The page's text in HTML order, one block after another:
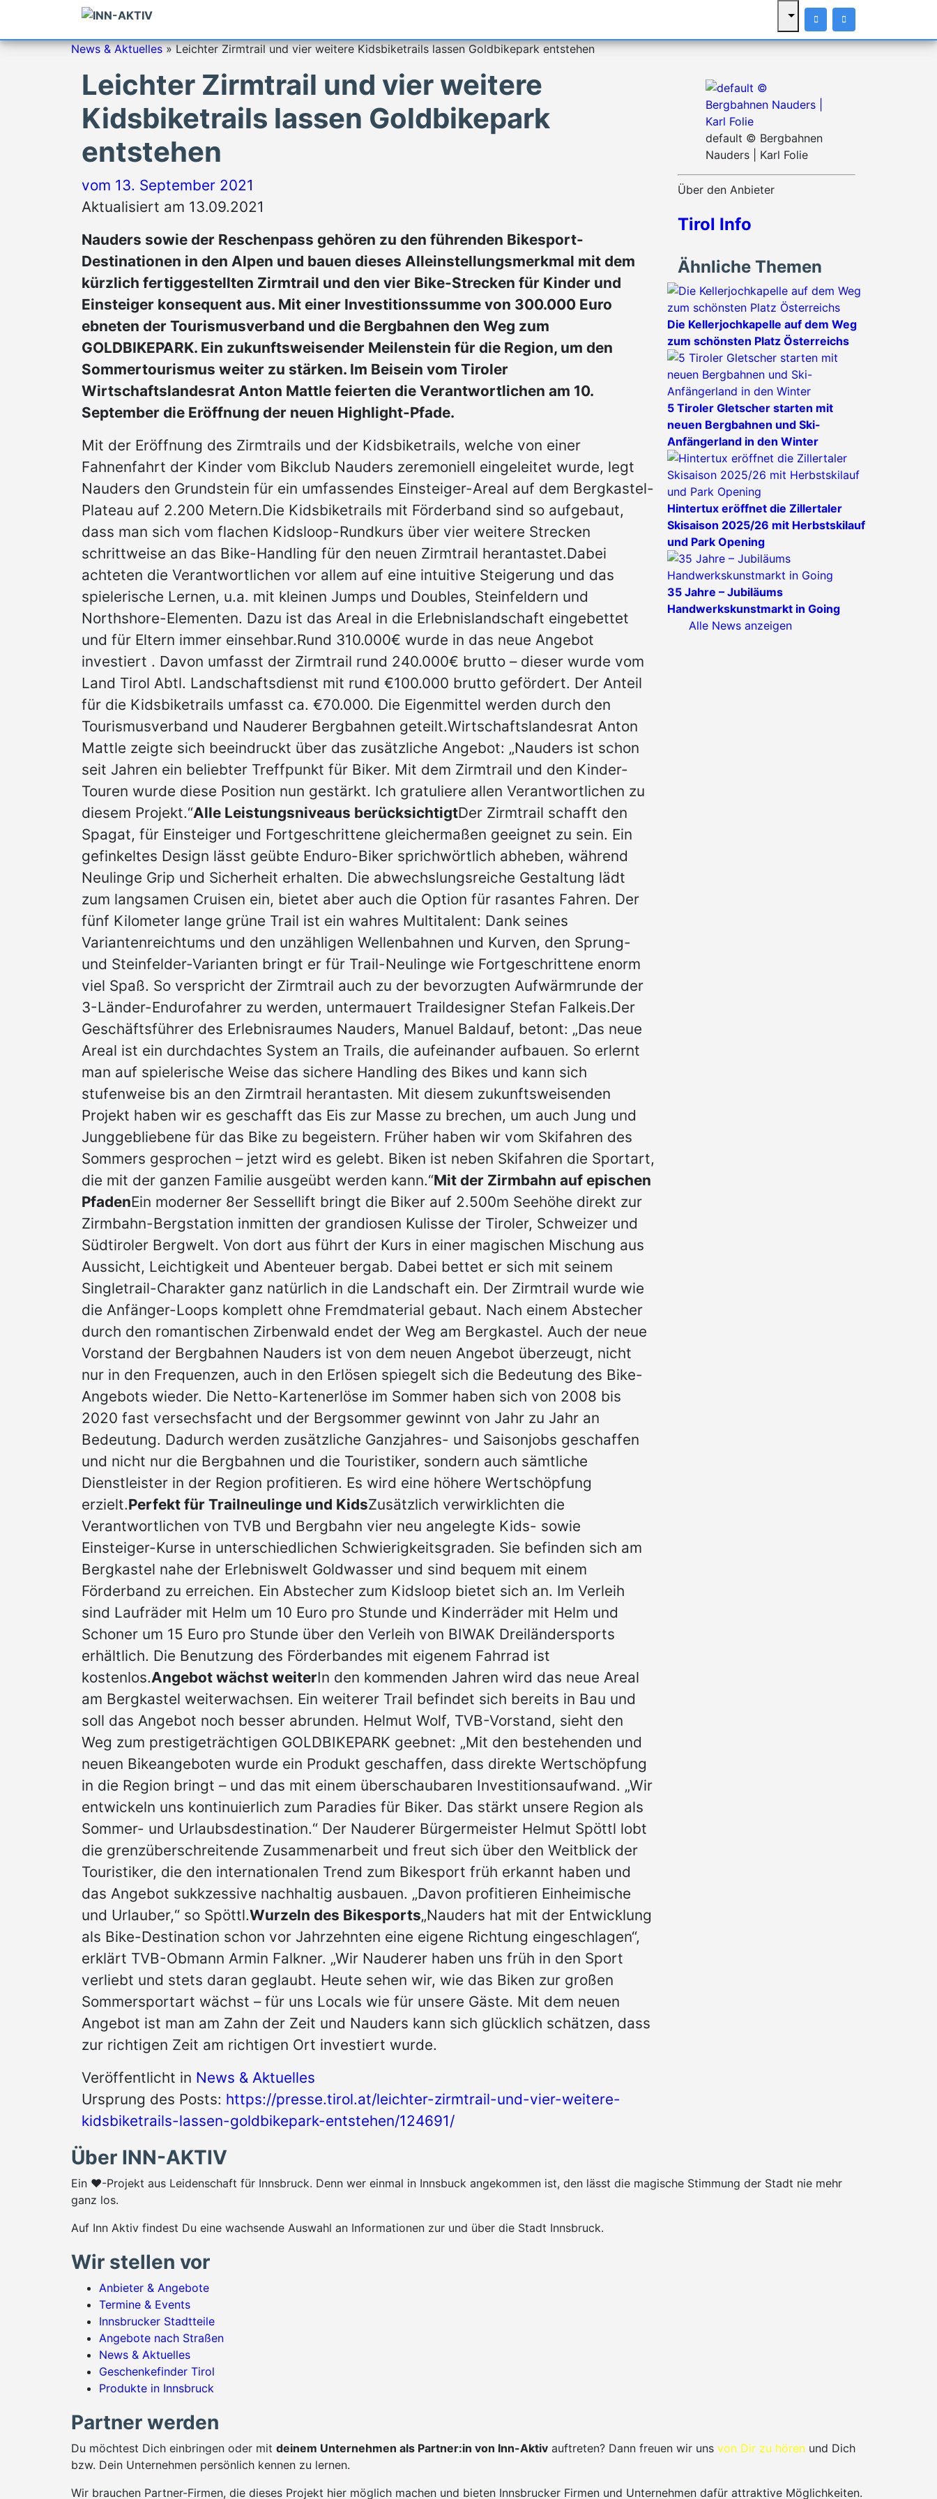
News & Aktuelles»Leichter Zirmtrail und vier weitere Kidsbiketrails lassen Goldbikepark entstehen
Leichter Zirmtrail und vier weitere
Kidsbiketrails lassen Goldbikepark
entstehen
vom 13. September 2021
Aktualisiert am 13.09.2021
Nauders sowie der Reschenpass gehören zu den führenden Bikesport-
Destinationen in den Alpen und bauen dieses Alleinstellungsmerkmal mit dem
kürzlich fertiggestellten Zirmtrail und den vier Bike-Strecken für Kinder und
Einsteiger konsequent aus. Mit einer Investitionssumme von 300.000 Euro
ebneten der Tourismusverband und die Bergbahnen den Weg zum
GOLDBIKEPARK. Ein zukunftsweisender Meilenstein für die Region, um den
Sommertourismus weiter zu stärken. Im Beisein vom Tiroler
Wirtschaftslandesrat Anton Mattle feierten die Verantwortlichen am 10.
September die Eröffnung der neuen Highlight-Pfade.
Mit der Eröffnung des Zirmtrails und der Kidsbiketrails, welche von einer
Fahnenfahrt der Kinder vom Bikclub Nauders zeremoniell eingeleitet wurde, legt
Nauders den Grundstein für ein umfassendes Einsteiger-Areal auf dem Bergkastel-
Plateau auf 2.200 Metern.Die Kidsbiketrails mit Förderband sind so aufgebaut,
dass man sich vom flachen Kidsloop-Rundkurs über vier weitere Strecken
schrittweise an das Bike-Handling für den neuen Zirmtrail herantastet.Dabei
achteten die Verantwortlichen vor allem auf eine intuitive Steigerung und das
spielerische Lernen, u.a. mit kleinen Jumps und Doubles, Steinfeldern und
Northshore-Elementen. Dazu ist das Areal in die Erlebnislandschaft eingebettet
und für Eltern immer einsehbar.Rund 310.000€ wurde in das neue Angebot
investiert . Davon umfasst der Zirmtrail rund 240.000€ brutto – dieser wurde vom
Land Tirol Abtl. Landschaftsdienst mit rund €100.000 brutto gefördert. Der Anteil
für die Kidsbiketrails umfasst ca. €70.000. Die Eigenmittel werden durch den
Tourismusverband und Nauderer Bergbahnen geteilt.Wirtschaftslandesrat Anton
Mattle zeigte sich beeindruckt über das zusätzliche Angebot: „Nauders ist schon
seit Jahren ein beliebter Treffpunkt für Biker. Mit dem Zirmtrail und den Kinder-
Touren wurde diese Position nun gestärkt. Ich gratuliere allen Verantwortlichen zu
diesem Projekt.“Alle Leistungsniveaus berücksichtigtDer Zirmtrail schafft den
Spagat, für Einsteiger und Fortgeschrittene gleichermaßen geeignet zu sein. Ein
gefinkeltes Design lässt geübte Enduro-Biker sprichwörtlich abheben, während
Neulinge Grip und Sicherheit erhalten. Die abwechslungsreiche Gestaltung lädt
zum langsamen Cruisen ein, bietet aber auch die Option für rasantes Fahren. Der
fünf Kilometer lange grüne Trail ist ein wahres Multitalent: Dank seines
Variantenreichtums und den unzähligen Wellenbahnen und Kurven, den Sprung-
und Steinfelder-Varianten bringt er für Trail-Neulinge wie Fortgeschrittene enorm
viel Spaß. So verspricht der Zirmtrail auch zu der bevorzugten Aufwärmrunde der
3-Länder-Endurofahrer zu werden, untermauert Traildesigner Stefan Falkeis.Der
Geschäftsführer des Erlebnisraumes Nauders, Manuel Baldauf, betont: „Das neue
Areal ist ein durchdachtes System an Trails, die aufeinander aufbauen. So erlernt
man auf spielerische Weise das sichere Handling des Bikes und kann sich
stufenweise bis an den Zirmtrail herantasten. Mit diesem zukunftsweisenden
Projekt haben wir es geschafft das Eis zur Masse zu brechen, um auch Jung und
Junggebliebene für das Bike zu begeistern. Früher haben wir vom Skifahren des
Sommers gesprochen – jetzt wird es gelebt. Biken ist neben Skifahren die Sportart,
die mit der ganzen Familie ausgeübt werden kann.“Mit der Zirmbahn auf epischen
PfadenEin moderner 8er Sessellift bringt die Biker auf 2.500m Seehöhe direkt zur
Zirmbahn-Bergstation inmitten der grandiosen Kulisse der Tiroler, Schweizer und
Südtiroler Bergwelt. Von dort aus führt der Kurs in einer magischen Mischung aus
Aussicht, Leichtigkeit und Abenteuer bergab. Dabei bettet er sich mit seinem
Singletrail-Charakter ganz natürlich in die Landschaft ein. Der Zirmtrail wurde wie
die Anfänger-Loops komplett ohne Fremdmaterial gebaut. Nach einem Abstecher
durch den romantischen Zirbenwald endet der Weg am Bergkastel. Auch der neue
Vorstand der Bergbahnen Nauders ist von dem neuen Angebot überzeugt, nicht
nur in den Frequenzen, auch in den Erlösen spiegelt sich die Bedeutung des Bike-
Angebots wieder. Die Netto-Kartenerlöse im Sommer haben sich von 2008 bis
2020 fast versechsfacht und der Bergsommer gewinnt von Jahr zu Jahr an
Bedeutung. Dadurch werden zusätzliche Ganzjahres- und Saisonjobs geschaffen
und nicht nur die Bergbahnen und die Touristiker, sondern auch sämtliche
Dienstleister in der Region profitieren. Es wird eine höhere Wertschöpfung
erzielt.Perfekt für Trailneulinge und KidsZusätzlich verwirklichten die
Verantwortlichen von TVB und Bergbahn vier neu angelegte Kids- sowie
Einsteiger-Kurse in unterschiedlichen Schwierigkeitsgraden. Sie befinden sich am
Bergkastel nahe der Erlebniswelt Goldwasser und sind bequem mit einem
Förderband zu erreichen. Ein Abstecher zum Kidsloop bietet sich an. Im Verleih
sind Laufräder mit Helm um 10 Euro pro Stunde und Kinderräder mit Helm und
Schoner um 15 Euro pro Stunde über den Verleih von BIWAK Dreiländersports
erhältlich. Die Benutzung des Förderbandes mit eigenem Fahrrad ist
kostenlos.Angebot wächst weiterIn den kommenden Jahren wird das neue Areal
am Bergkastel weiterwachsen. Ein weiterer Trail befindet sich bereits in Bau und
soll das Angebot noch besser abrunden. Helmut Wolf, TVB-Vorstand, sieht den
Weg zum prestigeträchtigen GOLDBIKEPARK geebnet: „Mit den bestehenden und
neuen Bikeangeboten wurde ein Produkt geschaffen, dass direkte Wertschöpfung
in die Region bringt – und das mit einem überschaubaren Investitionsaufwand. „Wir
entwickeln uns kontinuierlich zum Paradies für Biker. Das stärkt unsere Region als
Sommer- und Urlaubsdestination.“ Der Nauderer Bürgermeister Helmut Spöttl lobt
die grenzüberschreitende Zusammenarbeit und freut sich über den Weitblick der
Touristiker, die den internationalen Trend zum Bikesport früh erkannt haben und
das Angebot sukkzessive nachhaltig ausbauen. „Davon profitieren Einheimische
und Urlauber,“ so Spöttl.Wurzeln des Bikesports„Nauders hat mit der Entwicklung
als Bike-Destination schon vor Jahrzehnten eine eigene Richtung eingeschlagen“,
erklärt TVB-Obmann Armin Falkner. „Wir Nauderer haben uns früh in den Sport
verliebt und stets daran geglaubt. Heute sehen wir, wie das Biken zur großen
Sommersportart wächst – für uns Locals wie für unsere Gäste. Mit dem neuen
Angebot ist man am Zahn der Zeit und Nauders kann sich glücklich schätzen, dass
zur richtigen Zeit am richtigen Ort investiert wurde.
Veröffentlicht in News & Aktuelles
Ursprung des Posts: https://presse.tirol.at/leichter-zirmtrail-und-vier-weitere-
kidsbiketrails-lassen-goldbikepark-entstehen/124691/
default © Bergbahnen
Nauders | Karl Folie
Über den Anbieter
Tirol Info
Ähnliche Themen
Die Kellerjochkapelle auf dem Weg
zum schönsten Platz Österreichs
5 Tiroler Gletscher starten mit
neuen Bergbahnen und Ski-
Anfängerland in den Winter
Hintertux eröffnet die Zillertaler
Skisaison 2025/26 mit Herbstskilauf
und Park Opening
35 Jahre – Jubiläums
Handwerkskunstmarkt in Going
Alle News anzeigen
Über INN-AKTIV
Ein ♥-Projekt aus Leidenschaft für Innsbruck. Denn wer einmal in Innsbuck angekommen ist, den lässt die magische Stimmung der Stadt nie mehr
ganz los.
Auf Inn Aktiv findest Du eine wachsende Auswahl an Informationen zur und über die Stadt Innsbruck.
Wir stellen vor
Anbieter & Angebote
Termine & Events
Innsbrucker Stadtteile
Angebote nach Straßen
News & Aktuelles
Geschenkefinder Tirol
Produkte in Innsbruck
Partner werden
Du möchtest Dich einbringen oder mit deinem Unternehmen als Partner:in von Inn-Aktiv auftreten? Dann freuen wir uns von Dir zu hören und Dich
bzw. Dein Unternehmen persönlich kennen zu lernen.
Wir brauchen Partner-Firmen, die dieses Projekt hier möglich machen und bieten Innsbrucker Firmen und Unternehmen dafür attraktive Möglichkeiten.